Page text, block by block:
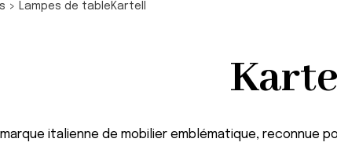
> Lampes de table Kartell
italienne de mobilier emblématique, reconnue